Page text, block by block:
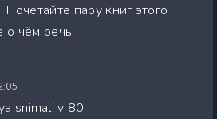
пару книг этого
чём речь.
snimali v 80